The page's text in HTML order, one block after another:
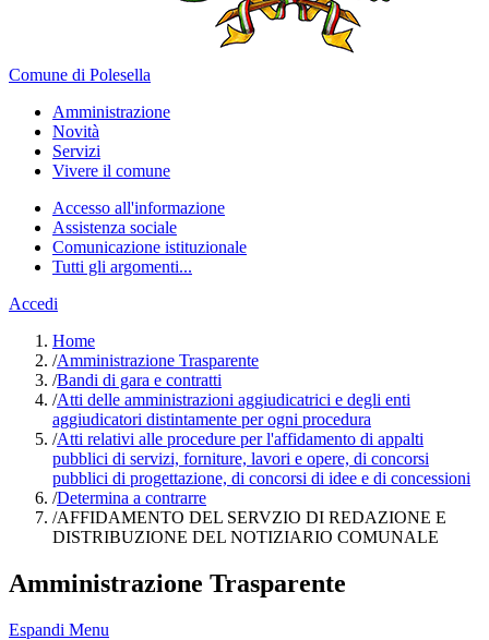
Comune di Polesella
Amministrazione
Novità
Servizi
Vivere il comune
Accesso all'informazione
Assistenza sociale
Comunicazione istituzionale
Tutti gli argomenti...
Accedi
Home
/Amministrazione Trasparente
/Bandi di gara e contratti
/Atti delle amministrazioni aggiudicatrici e degli enti
aggiudicatori distintamente per ogni procedura
/Atti relativi alle procedure per l'affidamento di appalti
pubblici di servizi, forniture, lavori e opere, di concorsi
pubblici di progettazione, di concorsi di idee e di concessioni
/Determina a contrarre
/AFFIDAMENTO DEL SERVZIO DI REDAZIONE E
DISTRIBUZIONE DEL NOTIZIARIO COMUNALE
Amministrazione Trasparente
Espandi Menu